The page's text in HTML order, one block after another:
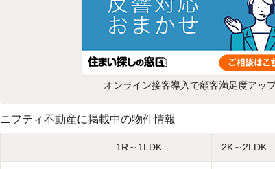
オンライン接客導入で顧客満足度アップ
ニフティ不動産に掲載中の物件情報
1R～1LDK 2K～2LDK